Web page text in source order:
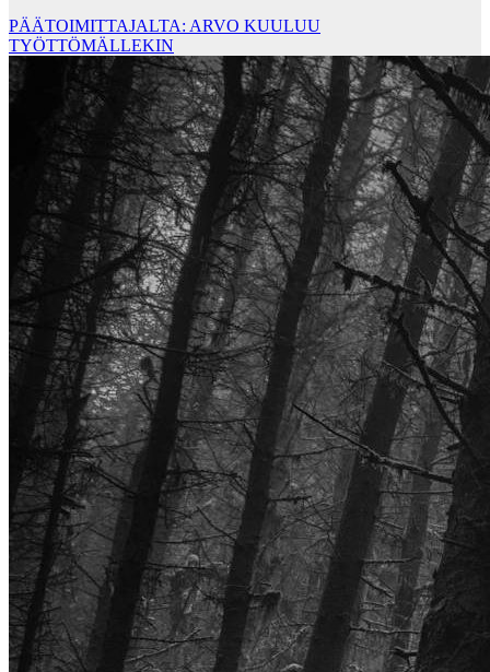
PÄÄTOIMITTAJALTA: ARVO KUULUU
TYÖTTÖMÄLLEKIN